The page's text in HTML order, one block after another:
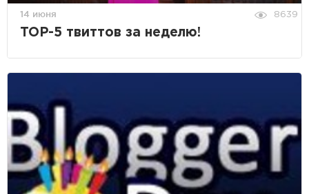
14 июня 8639
TOP-5 твиттов за неделю!